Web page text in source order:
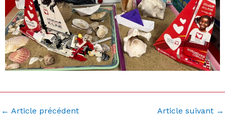
← Article précédent Article suivant →